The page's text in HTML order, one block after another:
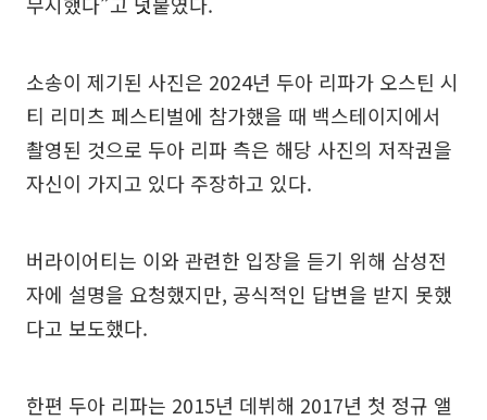
소송이 제기된 사진은 2024년 두아 리파가 오스틴 시
티 리미츠 페스티벌에 참가했을 때 백스테이지에서
촬영된 것으로 두아 리파 측은 해당 사진의 저작권을
자신이 가지고 있다 주장하고 있다.
버라이어티는 이와 관련한 입장을 듣기 위해 삼성전
자에 설명을 요청했지만, 공식적인 답변을 받지 못했
다고 보도했다.
한편 두아 리파는 2015년 데뷔해 2017년 첫 정규 앨